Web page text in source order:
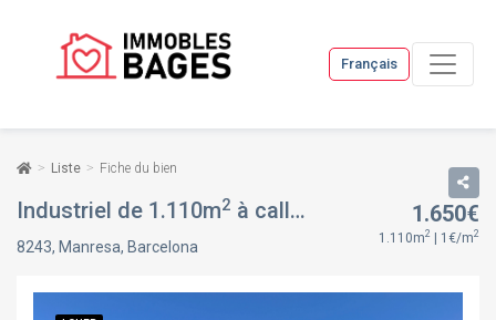
Français
Liste Fiche du bien
Industriel de 1.110m2 à calle de la creu guixera, 31, à Manresa, Barcelona
8243, Manresa, Barcelona
1.650€
1.110m2 | 1€/m2